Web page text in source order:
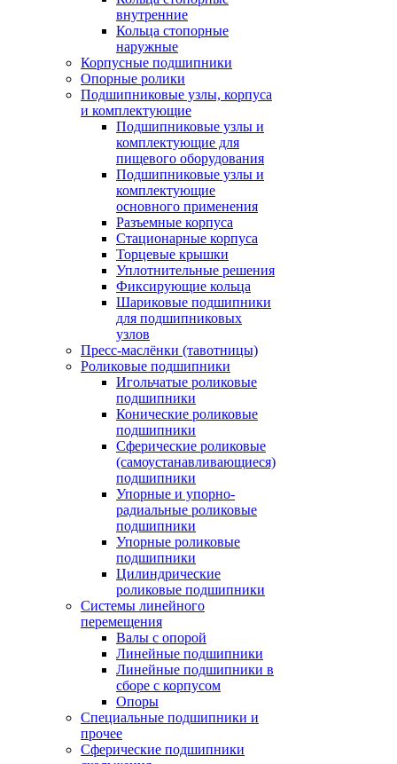
внутренние
Кольца стопорные
наружные
Корпусные подшипники
Опорные ролики
Подшипниковые узлы, корпуса
и комплектующие
Подшипниковые узлы и
комплектующие для
пищевого оборудования
Подшипниковые узлы и
комплектующие
основного применения
Разъемные корпуса
Стационарные корпуса
Торцевые крышки
Уплотнительные решения
Фиксирующие кольца
Шариковые подшипники
для подшипниковых
узлов
Пресс-маслёнки (тавотницы)
Роликовые подшипники
Игольчатые роликовые
подшипники
Конические роликовые
подшипники
Сферические роликовые
(самоустанавливающиеся)
подшипники
Упорные и упорно-
радиальные роликовые
подшипники
Упорные роликовые
подшипники
Цилиндрические
роликовые подшипники
Системы линейного
перемещения
Валы с опорой
Линейные подшипники
Линейные подшипники в
сборе с корпусом
Опоры
Специальные подшипники и
прочее
Сферические подшипники